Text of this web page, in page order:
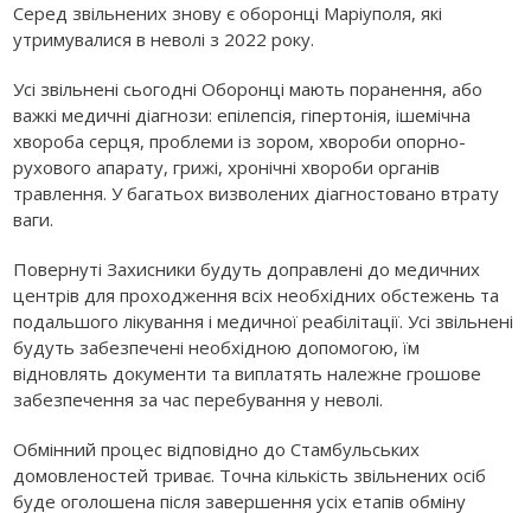
Серед звільнених знову є оборонці Маріуполя, які
утримувалися в неволі з 2022 року.
Усі звільнені сьогодні Оборонці мають поранення, або
важкі медичні діагнози: епілепсія, гіпертонія, ішемічна
хвороба серця, проблеми із зором, хвороби опорно-
рухового апарату, грижі, хронічні хвороби органів
травлення. У багатьох визволених діагностовано втрату
ваги.
Повернуті Захисники будуть доправлені до медичних
центрів для проходження всіх необхідних обстежень та
подальшого лікування і медичної реабілітації. Усі звільнені
будуть забезпечені необхідною допомогою, їм
відновлять документи та виплатять належне грошове
забезпечення за час перебування у неволі.
Обмінний процес відповідно до Стамбульських
домовленостей триває. Точна кількість звільнених осіб
буде оголошена після завершення усіх етапів обміну